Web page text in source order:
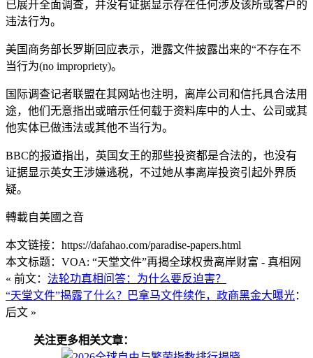
已展开全面调查，并没有证据显示存在任何涉及该所或客户的
违法行为。
美国商务部长罗斯回应表示，泄露文件披露出来的“不存在不
当行为(no impropriety)。
国际调查记者联盟在其网站也注明，离岸公司和信托具合法用
途，他们无意指出或暗示任何载于资料库中的人士、公司或其
他实体已做违法或其他不当行为。
BBC的报道指出，英国女王的那些投资都是合法的，也没有
证据显示英女王涉嫌逃税，不过她从事离岸投资引起外界质
疑。
轉載自美國之音
本文链接：https://dafahao.com/paradise-papers.html
本文标题：VOA: “天堂文件”再揭全球权贵离岸财富 - 真相网
« 前文： 法轮功真相问答：为什么要反迫害？
“天堂文件”揭露了什么？巴拿马文件续作，政商黑金大曝光：
后文 »
关注更多相关文章：